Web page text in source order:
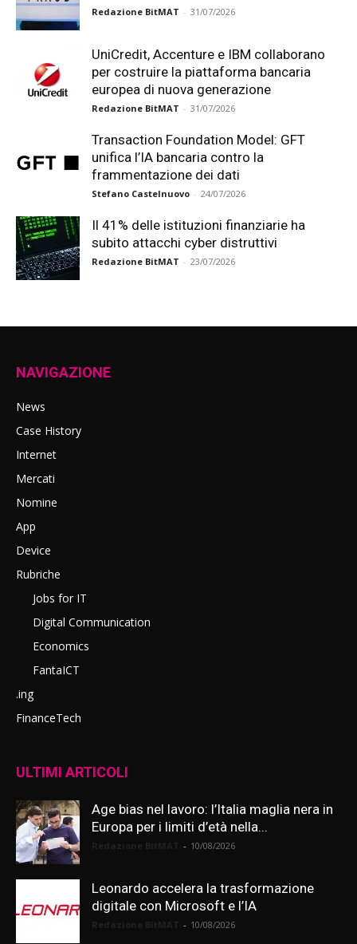
Redazione BitMAT - 31/07/2026
UniCredit, Accenture e IBM collaborano
per costruire la piattaforma bancaria
europea di nuova generazione
Redazione BitMAT - 31/07/2026
Transaction Foundation Model: GFT
unifica l’IA bancaria contro la
frammentazione dei dati
Stefano Castelnuovo - 24/07/2026
Il 41% delle istituzioni finanziarie ha
subito attacchi cyber distruttivi
Redazione BitMAT - 23/07/2026
NAVIGAZIONE
News
Case History
Internet
Mercati
Nomine
App
Device
Rubriche
Jobs for IT
Digital Communication
Economics
FantaICT
.ing
FinanceTech
ULTIMI ARTICOLI
Age bias nel lavoro: l’Italia maglia nera in
Europa per i limiti d’età nella...
- 10/08/2026
Leonardo accelera la trasformazione
digitale con Microsoft e l’IA
- 10/08/2026